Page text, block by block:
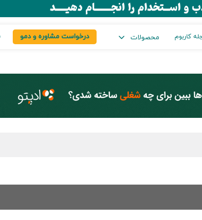
کاربوم محصولات درخواست مشاوره و دمو